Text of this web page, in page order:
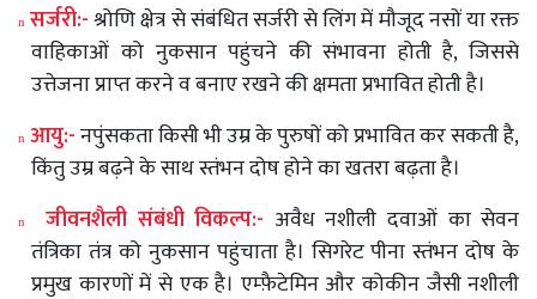
n सर्जरी:-श्रोणिक्षेत्रसेसंबंधितसर्जरीसेलिंगमेंमौजूदनसोंयारक्त
वाहिकाओं को नुकसान पहुंचने की संभावना होती है,जिससे
उत्तेजनाप्राप्तकरनेवबनाएरखनेकीक्षमताप्रभावितहोतीहै।
n आयु:-नपुंसकताकिसीभीउम्रकेपुरुषोंकोप्रभावितकरसकतीहै,
किंतुउम्रबढ़नेकेसाथस्तंभनदोषहोनेकाखतराबढ़ताहै।
n जीवनशैली संबंधी विकल्प:- अवैध नशीली दवाओं का सेवन
तंत्रिका तंत्र को नुकसान पहुंचाता है। सिगरेटपीना स्तंभन दोष के
प्रमुख कारणोंमें से एकहै। एम्फ़ैटेमिनऔर कोकीन जैसीनशीली